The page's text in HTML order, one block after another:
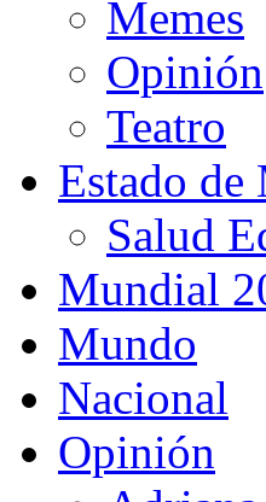
Memes
Opinión
Teatro
Estado de
Salud
Mundial
Mundo
Nacional
Opinión